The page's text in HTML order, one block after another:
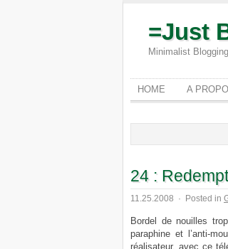
=Just
Minimalist
HOME A
24 :
11.25.2008 · Posted in
Bordel de nouilles
paraphine et l’anti-
réalisateur, avec ce